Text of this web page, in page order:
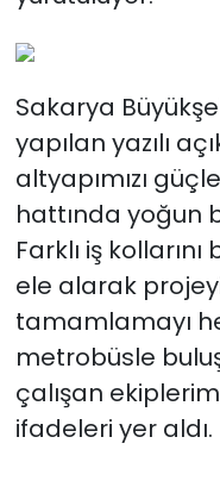
Sakarya
yapılan yazılı
altyapımızı
hattında yoğun
Farklı iş
ele alarak
tamamlamayı
metrobüsle
çalışan
ifadeleri yer aldı.